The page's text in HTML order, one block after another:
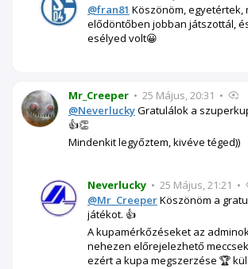
@fran81 Köszönöm, egyetértek,
elődöntőben jobban játszottál,
esélyed volt😀
Mr_Creeper • 25 Május, 20:31 •
@NeverluckyGratulálok a
👍👏
Mindenkit legyőztem, kivéve téged))
Neverlucky • 25 Május, 21:21 •
@Mr_CreeperKöszönöm a
játékot. 👍
A kupamérkőzéseket az
nehezen előrejelezhető
ezért a kupa megszerzése 🏆